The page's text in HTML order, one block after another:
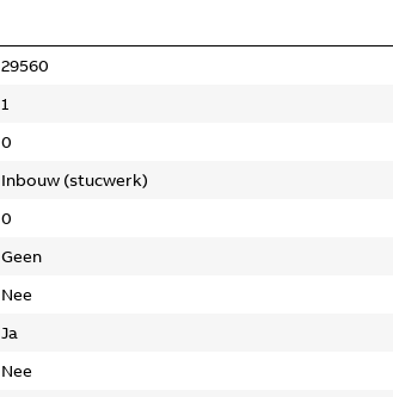
29560
1
0
Inbouw (stucwerk)
0
Geen
Nee
Ja
Nee